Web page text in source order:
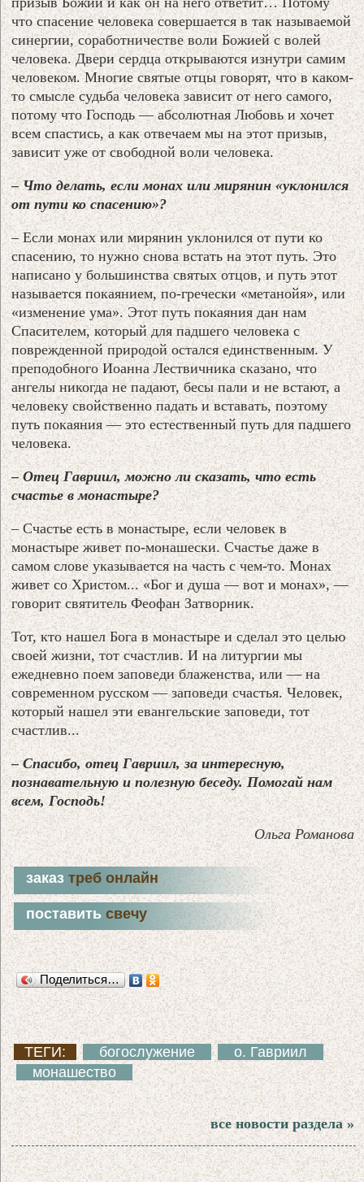
что спасение человека совершается в так называемой
синергии, соработничестве воли Божией с волей
человека. Двери сердца открываются изнутри самим
человеком. Многие святые отцы говорят, что в каком-
то смысле судьба человека зависит от него самого,
потому что Господь — абсолютная Любовь и хочет
всем спастись, а как отвечаем мы на этот призыв,
зависит уже от свободной воли человека.
– Что делать, если монах или мирянин «уклонился
от пути ко спасению»?
– Если монах или мирянин уклонился от пути ко
спасению, то нужно снова встать на этот путь. Это
написано у большинства святых отцов, и путь этот
называется покаянием, по-гречески «метанойя», или
«изменение ума». Этот путь покаяния дан нам
Спасителем, который для падшего человека c
поврежденной природой остался единственным. У
преподобного Иоанна Лествичника сказано, что
ангелы никогда не падают, бесы пали и не встают, а
человеку свойственно падать и вставать, поэтому
путь покаяния — это естественный путь для падшего
человека.
– Отец Гавриил, можно ли сказать, что есть
счастье в монастыре?
– Счастье есть в монастыре, если человек в
монастыре живет по-монашески. Счастье даже в
самом слове указывается на часть с чем-то. Монах
живет со Христом... «Бог и душа — вот и монах», —
говорит святитель Феофан Затворник.
Тот, кто нашел Бога в монастыре и сделал это целью
своей жизни, тот счастлив. И на литургии мы
ежедневно поем заповеди блаженства, или — на
современном русском — заповеди счастья. Человек,
который нашел эти евангельские заповеди, тот
счастлив...
– Спасибо, отец Гавриил, за интересную,
познавательную и полезную беседу.Помогай нам
всем, Господь!
Ольга Романова
заказтреб онлайн
поставитьсвечу
Поделиться…
ТЕГИ: богослужение
о. Гавриил
монашество
все новости раздела »